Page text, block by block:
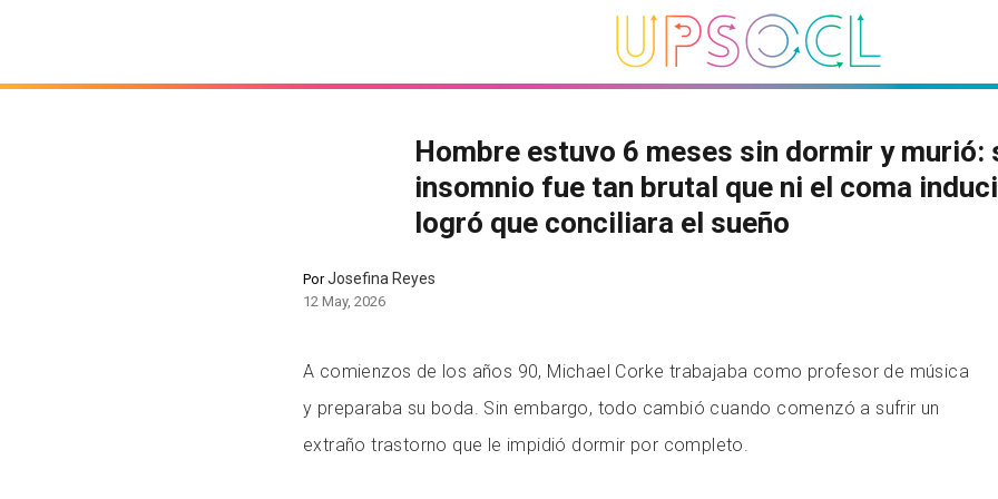
Hombre estuvo 6 meses sin dormir y murió:
insomnio fue tan brutal que ni el coma
logró que conciliara el sueño
PorJosefina Reyes
12 May, 2026
A comienzos de los años 90, Michael Corke trabajaba como profesor de música
y preparaba su boda. Sin embargo, todo cambió cuando comenzó a sufrir un
extraño trastorno que le impidió dormir por completo.